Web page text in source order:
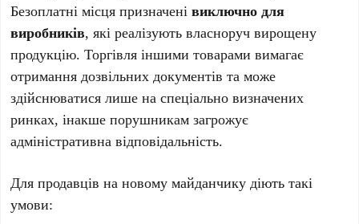
Безоплатні місця призначенівиключно для
виробників, які реалізують власноруч вирощену
продукцію. Торгівля іншими товарами вимагає
отримання дозвільних документів та може
здійснюватися лише на спеціально визначених
ринках, інакше порушникам загрожує
адміністративна відповідальність.
Для продавців на новому майданчику діють такі
умови: